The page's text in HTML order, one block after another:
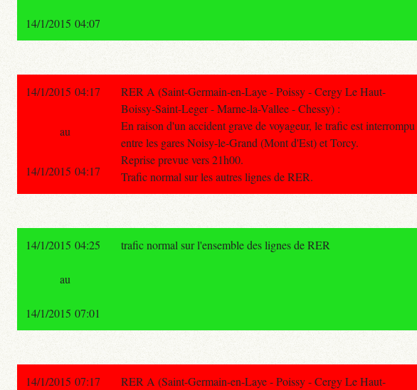
14/1/2015 04:07
14/1/2015 04:17
RER A (Saint-Germain-en-Laye - Poissy - Cergy Le Haut-
Boissy-Saint-Leger - Marne-la-Vallee - Chessy) :
En raison d'un accident grave de voyageur, le trafic est interrompu
entre les gares Noisy-le-Grand (Mont d'Est) et Torcy.
Reprise prevue vers 21h00.
Trafic normal sur les autres lignes de RER.
au
14/1/2015 04:17
14/1/2015 04:25 trafic normal sur l'ensemble des lignes de RER
au
14/1/2015 07:01
14/1/2015 07:17
RER A (Saint-Germain-en-Laye - Poissy - Cergy Le Haut-